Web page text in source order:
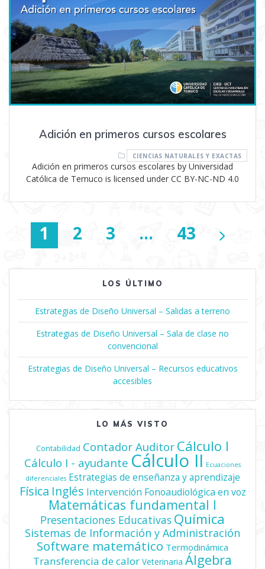
Adición en primeros cursos escolares
CIENCIAS NATURALES Y EXACTAS
Adición en primeros cursos escolares by Universidad
Católica de Temuco is licensed under CC BY-NC-ND 4.0
Navegación
Página
1 Página
2 Página
3 … Página
43
LOS ÚLTIMO
Estrategias de Diseño Universal – Salidas a terreno
Estrategias de Diseño Universal – Sala de clase no
convencional
Estrategias de Diseño Universal – Recursos educativos
accesibles
LO MÁS VISTO
Contabilidad Contador Auditor Cálculo I
Cálculo I - ayudante Cálculo II Ecuaciones
diferenciales Estrategias de enseñanza y aprendizaje
Física Inglés Intervención Fonoaudiológica en voz
Matemáticas fundamental I
Presentaciones Educativas Química
Sistemas de Información y Administración
Software matemático Termodinámica
Transferencia de calor Veterinaria Álgebra